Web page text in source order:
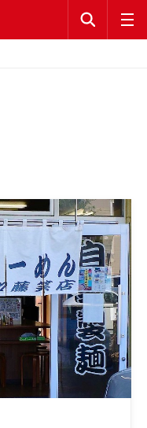
公式アプリ
利用規約
プライバシーポリシー
お問い合わせ